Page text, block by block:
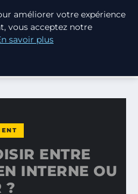
EN INTERNE OU…
ENTRE
INTERNE OU
?
améliorer votre expérience
vous acceptez notre
savoir plus